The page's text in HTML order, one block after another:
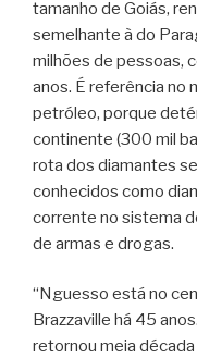
tamanho de Goiás,
semelhante à do
milhões de pessoas,
anos. É referência no
petróleo, porque
continente (300 mil
rota dos diamantes
conhecidos como
corrente no sistema
de armas e drogas.
“Nguesso está no
Brazzaville há 45
retornou meia